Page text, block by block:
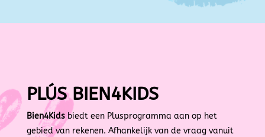
PLÚS BIEN4KIDS
Bien4Kidsbiedt een Plusprogramma aan op het
gebied van rekenen. Afhankelijk van de vraag vanuit